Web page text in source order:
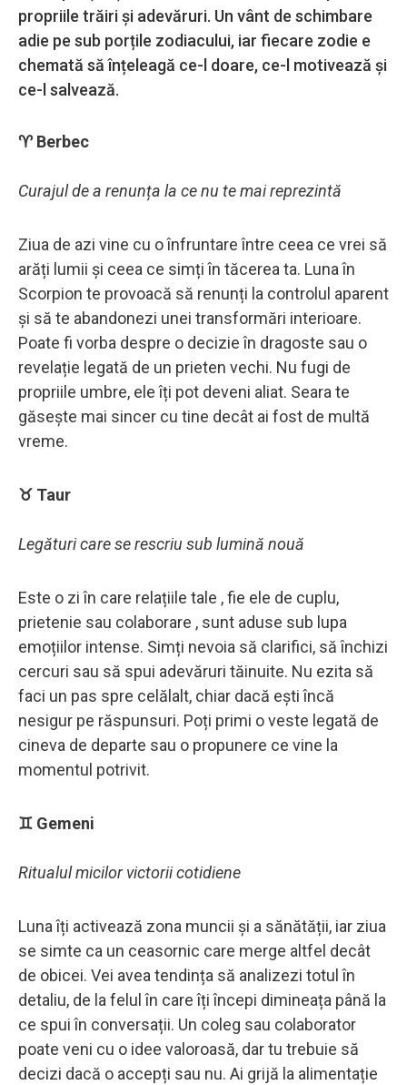
propriile trăiri și adevăruri. Un vânt de schimbare
adie pe sub porțile zodiacului, iar fiecare zodie e
chemată să înțeleagă ce-l doare, ce-l motivează și
ce-l salvează.
♈ Berbec
Curajul de a renunța la ce nu te mai reprezintă
Ziua de azi vine cu o înfruntare între ceea ce vrei să
arăți lumii și ceea ce simți în tăcerea ta. Luna în
Scorpion te provoacă să renunți la controlul aparent
și să te abandonezi unei transformări interioare.
Poate fi vorba despre o decizie în dragoste sau o
revelație legată de un prieten vechi. Nu fugi de
propriile umbre, ele îți pot deveni aliat. Seara te
găsește mai sincer cu tine decât ai fost de multă
vreme.
♉ Taur
Legături care se rescriu sub lumină nouă
Este o zi în care relațiile tale , fie ele de cuplu,
prietenie sau colaborare , sunt aduse sub lupa
emoțiilor intense. Simți nevoia să clarifici, să închizi
cercuri sau să spui adevăruri tăinuite. Nu ezita să
faci un pas spre celălalt, chiar dacă ești încă
nesigur pe răspunsuri. Poți primi o veste legată de
cineva de departe sau o propunere ce vine la
momentul potrivit.
♊ Gemeni
Ritualul micilor victorii cotidiene
Luna îți activează zona muncii și a sănătății, iar ziua
se simte ca un ceasornic care merge altfel decât
de obicei. Vei avea tendința să analizezi totul în
detaliu, de la felul în care îți începi dimineața până la
ce spui în conversații. Un coleg sau colaborator
poate veni cu o idee valoroasă, dar tu trebuie să
decizi dacă o accepți sau nu. Ai grijă la alimentație